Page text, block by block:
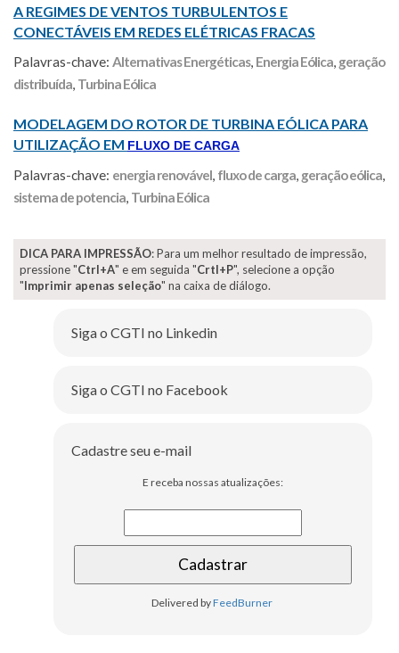
A REGIMES DE VENTOS TURBULENTOS E
CONECTÁVEIS EM REDES ELÉTRICAS FRACAS
Palavras-chave: Alternativas Energéticas, Energia Eólica, geração
distribuída, Turbina Eólica
MODELAGEM DO ROTOR DE TURBINA EÓLICA PARA
UTILIZAÇÃO EM FLUXO DE CARGA
Palavras-chave: energia renovável, fluxo de carga, geração eólica,
sistema de potencia, Turbina Eólica
DICA PARA IMPRESSÃO: Para um melhor resultado de impressão,
pressione "Ctrl+A" e em seguida "Crtl+P", selecione a opção
"Imprimir apenas seleção" na caixa de diálogo.
Siga o CGTI no Linkedin
Siga o CGTI no Facebook
Cadastre seu e-mail
E receba nossas atualizações:
Delivered byFeedBurner